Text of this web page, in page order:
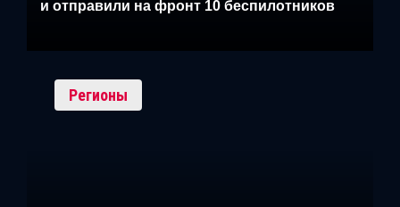
и отправили на фронт 10 беспилотников
Регионы